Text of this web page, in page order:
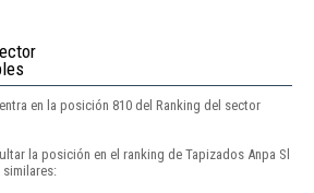
en la posición 810 del Ranking del sector
la posición en el ranking de Tapizados Anpa Sl